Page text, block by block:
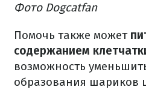
Фото Dogcatfan
Помочь также может
содержанием
возможность
образования шариков